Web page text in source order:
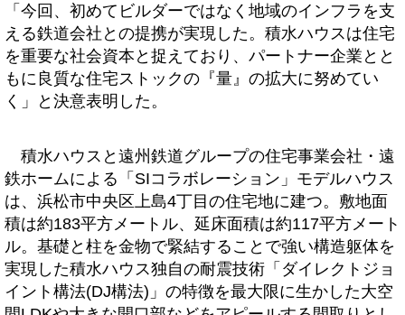
「今回、初めてビルダーではなく地域のインフラを支
える鉄道会社との提携が実現した。積水ハウスは住宅
を重要な社会資本と捉えており、パートナー企業とと
もに良質な住宅ストックの『量』の拡大に努めてい
く」と決意表明した。
積水ハウスと遠州鉄道グループの住宅事業会社・遠
鉄ホームによる「SIコラボレーション」モデルハウス
は、浜松市中央区上島4丁目の住宅地に建つ。敷地面
積は約183平方メートル、延床面積は約117平方メート
ル。基礎と柱を金物で緊結することで強い構造躯体を
実現した積水ハウス独自の耐震技術「ダイレクトジョ
イント構法(DJ構法)」の特徴を最大限に生かした大空